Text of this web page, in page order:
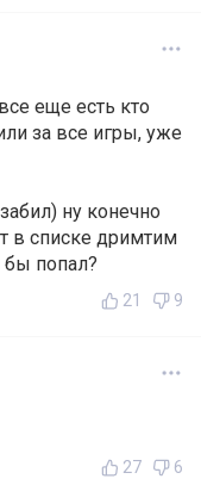
еще есть кто
за все игры, уже
ну конечно
в списке дримтим
бы попал?
21 9
27 6